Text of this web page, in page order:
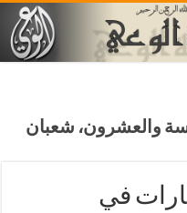
السادسة والعشرون، شعبان
في